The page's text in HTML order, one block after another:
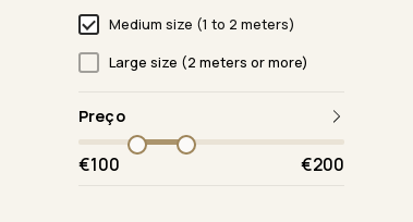
Medium size (1 to 2 meters)
Large size (2 meters or more)
Preço
€100 €200